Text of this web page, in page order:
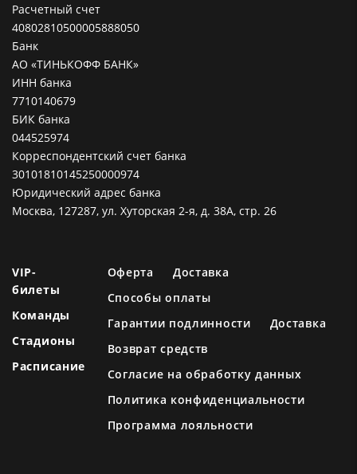
Расчетный счет
40802810500005888050
Банк
АО «ТИНЬКОФФ БАНК»
ИНН банка
7710140679
БИК банка
044525974
Корреспондентский счет банка
30101810145250000974
Юридический адрес банка
Москва, 127287, ул. Хуторская 2-я, д. 38А, стр. 26
VIP-
билеты
Команды
Стадионы
Расписание
Оферта
Доставка
Способы оплаты
Гарантии подлинности
Доставка
Возврат средств
Согласие на обработку данных
Политика конфиденциальности
Программа лояльности